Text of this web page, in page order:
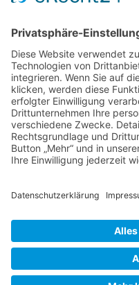
Ralf Krauter
Mehlemer
USt-
Tel.:
Mail: